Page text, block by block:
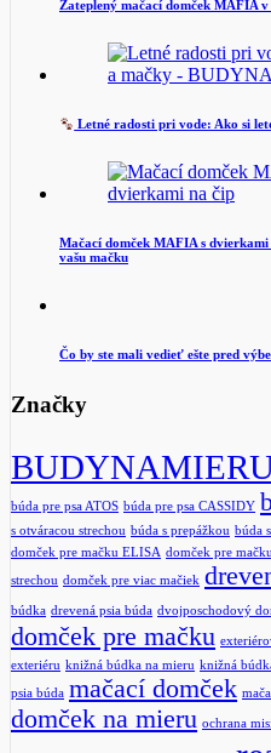
Zateplený mačací domček MAFIA
Letné radosti pri vode: Ako si
Mačací domček MAFIA s
vašu mačku
Čo by ste mali vedieť ešte pred
Značky
búda pre psa ATOS búda pre psa CASSIDY
s otváracou strechou búda s prepážkou búda
domček pre mačku ELISA domček pre
strechou domček pre viac mačiek
búdka drevená psia búda dvojposchodový
domček pre mačku
exteriéru knižná búdka na mieru knižná
psia búda mačací domček
domček na mieru ochrana